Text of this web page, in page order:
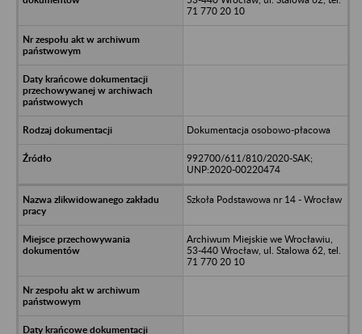
71 770 20 10
Dokumentacja osobowo-płacowa
992700/611/810/2020-SAK;
UNP:2020-00220474
Szkoła Podstawowa nr 14 - Wrocław
Archiwum Miejskie we Wrocławiu,
53-440 Wrocław, ul. Stalowa 62, tel.
71 770 20 10